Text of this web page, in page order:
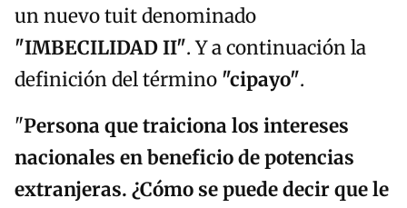
un nuevo tuit denominado
"IMBECILIDAD II". Y a continuación la
definición del término "cipayo".
"Persona que traiciona los intereses
nacionales en beneficio de potencias
extranjeras. ¿Cómo se puede decir que le